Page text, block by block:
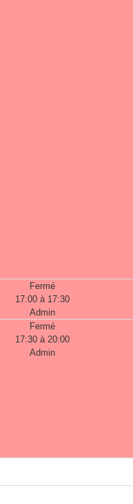
Fermé
17:00 à 17:30
Admin
Fermé
17:30 à 20:00
Admin